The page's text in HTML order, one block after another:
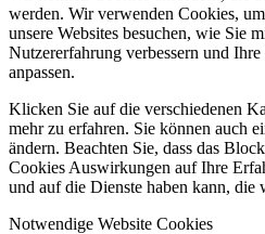
werden. Wir verwenden Cookies,
unsere Websites besuchen, wie Sie
Nutzererfahrung verbessern und
anpassen.
Klicken Sie auf die verschiedenen
mehr zu erfahren. Sie können auch
ändern. Beachten Sie, dass das
Cookies Auswirkungen auf Ihre
und auf die Dienste haben kann, die
Notwendige Website Cookies